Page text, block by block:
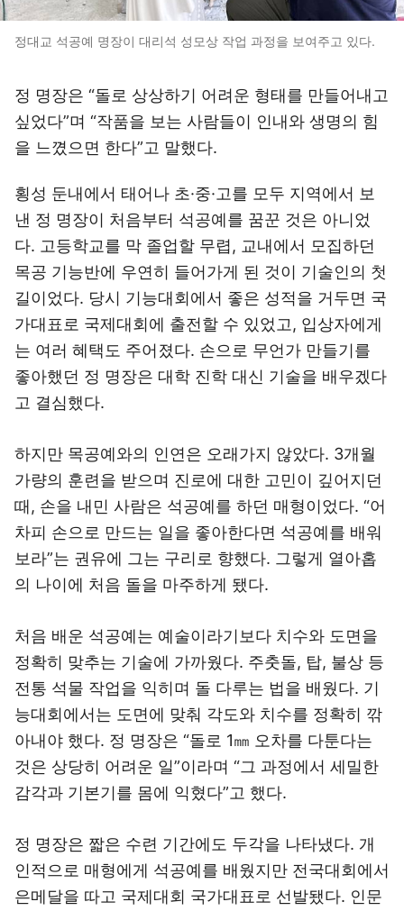
정대교 석공예 명장이 대리석 성모상 작업 과정을 보여주고 있다.
정 명장은 “돌로 상상하기 어려운 형태를 만들어내고
싶었다”며 “작품을 보는 사람들이 인내와 생명의 힘
을 느꼈으면 한다”고 말했다.
횡성 둔내에서 태어나 초·중·고를 모두 지역에서 보
낸 정 명장이 처음부터 석공예를 꿈꾼 것은 아니었
다. 고등학교를 막 졸업할 무렵, 교내에서 모집하던
목공 기능반에 우연히 들어가게 된 것이 기술인의 첫
길이었다. 당시 기능대회에서 좋은 성적을 거두면 국
가대표로 국제대회에 출전할 수 있었고, 입상자에게
는 여러 혜택도 주어졌다. 손으로 무언가 만들기를
좋아했던 정 명장은 대학 진학 대신 기술을 배우겠다
고 결심했다.
하지만 목공예와의 인연은 오래가지 않았다. 3개월
가량의 훈련을 받으며 진로에 대한 고민이 깊어지던
때, 손을 내민 사람은 석공예를 하던 매형이었다. “어
차피 손으로 만드는 일을 좋아한다면 석공예를 배워
보라”는 권유에 그는 구리로 향했다. 그렇게 열아홉
의 나이에 처음 돌을 마주하게 됐다.
처음 배운 석공예는 예술이라기보다 치수와 도면을
정확히 맞추는 기술에 가까웠다. 주춧돌, 탑, 불상 등
전통 석물 작업을 익히며 돌 다루는 법을 배웠다. 기
능대회에서는 도면에 맞춰 각도와 치수를 정확히 깎
아내야 했다. 정 명장은 “돌로 1㎜ 오차를 다툰다는
것은 상당히 어려운 일”이라며 “그 과정에서 세밀한
감각과 기본기를 몸에 익혔다”고 했다.
정 명장은 짧은 수련 기간에도 두각을 나타냈다. 개
인적으로 매형에게 석공예를 배웠지만 전국대회에서
은메달을 따고 국제대회 국가대표로 선발됐다. 인문